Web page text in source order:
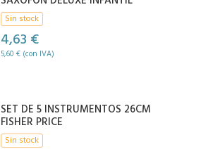
Sin stock
4,63 €
5,60 € (con IVA)
SET DE 5 INSTRUMENTOS 26CM
FISHER PRICE
Sin stock